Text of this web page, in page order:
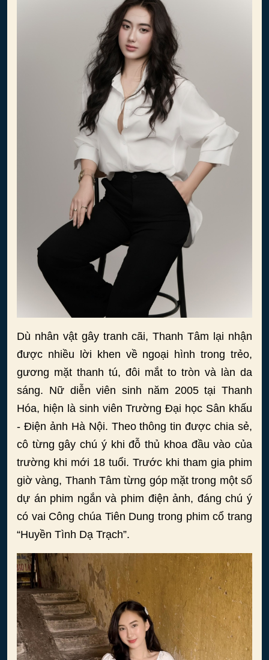
Dù nhân vật gây tranh cãi, Thanh Tâm lại nhận
được nhiều lời khen về ngoại hình trong trẻo,
gương mặt thanh tú, đôi mắt to tròn và làn da
sáng. Nữ diễn viên sinh năm 2005 tại Thanh
Hóa, hiện là sinh viên Trường Đại học Sân khấu
- Điện ảnh Hà Nội. Theo thông tin được chia sẻ,
cô từng gây chú ý khi đỗ thủ khoa đầu vào của
trường khi mới 18 tuổi. Trước khi tham gia phim
giờ vàng, Thanh Tâm từng góp mặt trong một số
dự án phim ngắn và phim điện ảnh, đáng chú ý
có vai Công chúa Tiên Dung trong phim cổ trang
“Huyền Tình Dạ Trạch”.